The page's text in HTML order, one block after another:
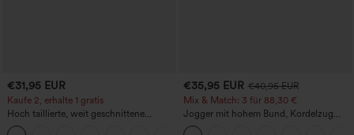
€31,95 EUR
Kaufe 2, erhalte 1 gratis
Hoch taillierte, weit geschnittene
Freizeithose aus Leinenmischung mit
€35,95 EUR €40,95 EUR
Mix & Match: 3 für 88,30 €
Jogger mit hohem Bund, Kordelzug
und Raffung, schmal zulaufend,